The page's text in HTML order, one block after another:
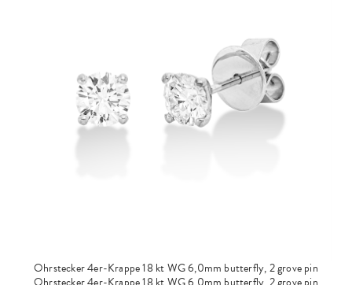
Ohrstecker 4er-Krappe 18 kt WG 6,0mm butterfly, 2 grove pin